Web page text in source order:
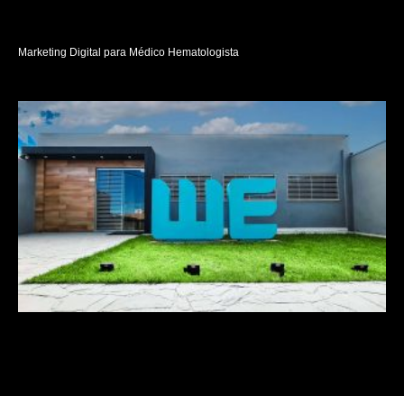
Marketing Digital para Médico Hematologista